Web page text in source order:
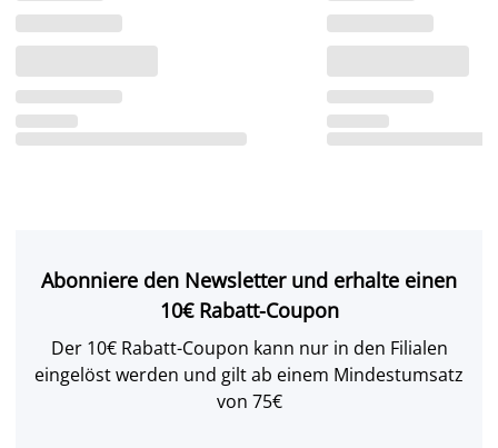
Abonniere den Newsletter und erhalte einen
10€ Rabatt-Coupon
Der 10€ Rabatt-Coupon kann nur in den Filialen
eingelöst werden und gilt ab einem Mindestumsatz
von 75€